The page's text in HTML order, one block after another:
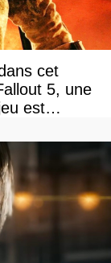
cet
5, une
est